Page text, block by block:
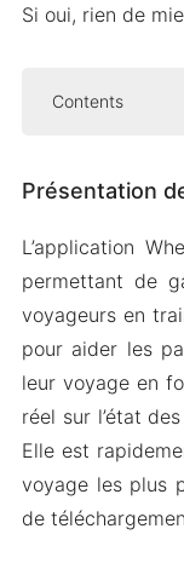
Si oui, rien de
Contents
Présentation
L’application
permettant de
voyageurs en
pour aider les
leur voyage en
réel sur l’état
Elle est
voyage les plus
de